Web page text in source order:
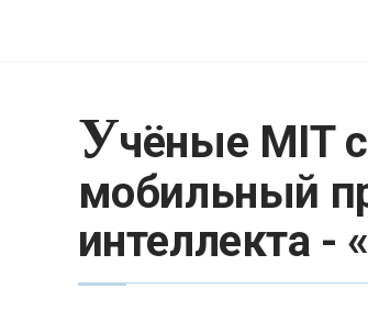
Учёные MIT
мобильный
интеллекта -